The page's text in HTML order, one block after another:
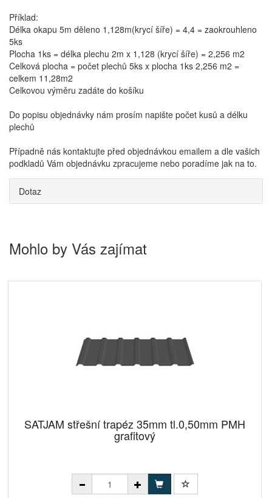
Příklad:
Délka okapu 5m děleno 1,128m(krycí šíře) = 4,4 = zaokrouhleno
5ks
Plocha 1ks = délka plechu 2m x 1,128 (krycí šíře) = 2,256 m2
Celková plocha = počet plechů 5ks x plocha 1ks 2,256 m2 =
celkem 11,28m2
Celkovou výměru zadáte do košíku
Do popisu objednávky nám prosím napište počet kusů a délku
plechů
Případně nás kontaktujte před objednávkou emailem a dle vašich
podkladů Vám objednávku zpracujeme nebo poradíme jak na to.
Dotaz
Mohlo by Vás zajímat
SATJAM střešní trapéz 35mm tl.0,50mm PMH
grafitový